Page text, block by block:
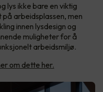
lys ikke bare en viktig
arbeidsplassen, men
innen lysdesign og
muligheter for å
arbeidsmiljø.
om dette her.